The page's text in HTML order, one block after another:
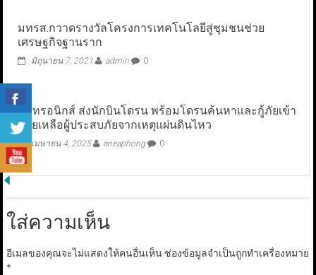
มทรส.กวาดรางวัลโครงการเทคโนโลยีสู่ชุมชนช่วย
เศรษฐกิจฐานราก
มิถุนายน 7, 2021 admin 0
ซิสทรอนิกส์ ส่งนักบินโดรน พร้อมโดรนค้นหาและกู้ภัยเข้า
ช่วยเหลือผู้ประสบภัยจากเหตุแผ่นดินไหว
เมษายน 4, 2025 aneaphong 0
ใส่ความเห็น
อีเมลของคุณจะไม่แสดงให้คนอื่นเห็น ช่องข้อมูลจำเป็นถูกทำเครื่องหมาย
*